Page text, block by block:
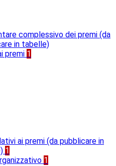
complessivo dei premi (da
in tabelle)
premi 1
ai premi (da pubblicare in
1
1